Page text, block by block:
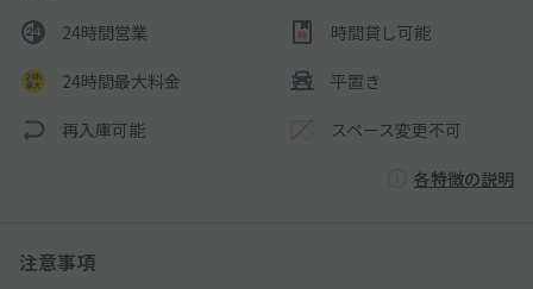
24時間営業 時間貸し可能
24時間最大料金 平置き
再入庫可能 スペース変更不可
各特徴の説明
注意事項